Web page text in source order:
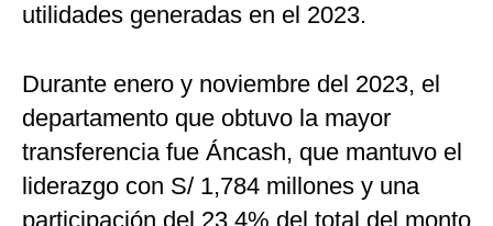
utilidades generadas en el 2023.
Durante enero y noviembre del 2023, el
departamento que obtuvo la mayor
transferencia fue Áncash, que mantuvo el
liderazgo con S/ 1,784 millones y una
participación del 23.4% del total del monto